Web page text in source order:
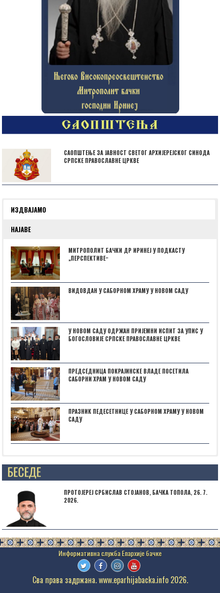
САОПШТЕЊЕ ЗА ЈАВНОСТ СВЕТОГ АРХИЈЕРЕЈСКОГ СИНОДА
СРПСКЕ ПРАВОСЛАВНЕ ЦРКВЕ
ИЗДВАЈАМО
НАЈАВЕ
МИТРОПОЛИТ БАЧКИ ДР ИРИНЕЈ У ПОДКАСТУ
„ПЕРСПЕКТИВЕˮ
ВИДОВДАН У САБОРНОМ ХРАМУ У НОВОМ САДУ
У НОВОМ САДУ ОДРЖАН ПРИЈЕМНИ ИСПИТ ЗА УПИС У
БОГОСЛОВИЈЕ СРПСКЕ ПРАВОСЛАВНЕ ЦРКВЕ
ПРЕДСЕДНИЦА ПОКРАЈИНСКЕ ВЛАДЕ ПОСЕТИЛА
САБОРНИ ХРАМ У НОВОМ САДУ
ПРАЗНИК ПЕДЕСЕТНИЦЕ У САБОРНОМ ХРАМУ У НОВОМ
САДУ
ПРОТОЈЕРЕЈ СРБИСЛАВ СТОЈАНОВ, БАЧКА ТОПОЛА, 26. 7.
2026.
Сва права задржана. www.eparhijabacka.info 2026.